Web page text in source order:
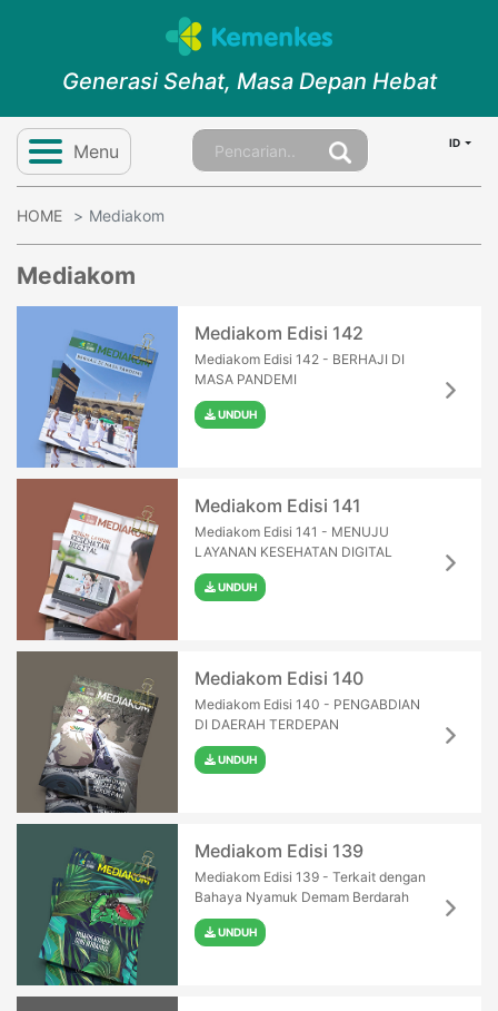
Generasi Sehat, Masa Depan Hebat
Menu ID
HOME Mediakom
Mediakom
Mediakom Edisi 142
Mediakom Edisi 142 - BERHAJI DI
MASA PANDEMI
UNDUH
Mediakom Edisi 141
Mediakom Edisi 141 - MENUJU
LAYANAN KESEHATAN DIGITAL
UNDUH
Mediakom Edisi 140
Mediakom Edisi 140 - PENGABDIAN
DI DAERAH TERDEPAN
UNDUH
Mediakom Edisi 139
Mediakom Edisi 139 - Terkait dengan
Bahaya Nyamuk Demam Berdarah
UNDUH